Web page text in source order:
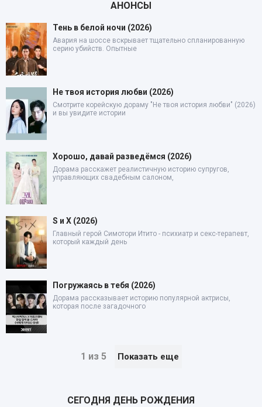
АНОНСЫ
Тень в белой ночи (2026)
Авария на шоссе вскрывает тщательно спланированную
серию убийств. Опытные
Не твоя история любви (2026)
Смотрите корейскую дораму "Не твоя история любви" (2026)
и вы увидите истории
Хорошо, давай разведёмся (2026)
Дорама расскажет реалистичную историю супругов,
управляющих свадебным салоном,
S и X (2026)
Главный герой Симотори Итито - психиатр и секс-терапевт,
который каждый день
Погружаясь в тебя (2026)
Дорама рассказывает историю популярной актрисы,
которая после загадочного
1 из 5 Показать еще
СЕГОДНЯ ДЕНЬ РОЖДЕНИЯ